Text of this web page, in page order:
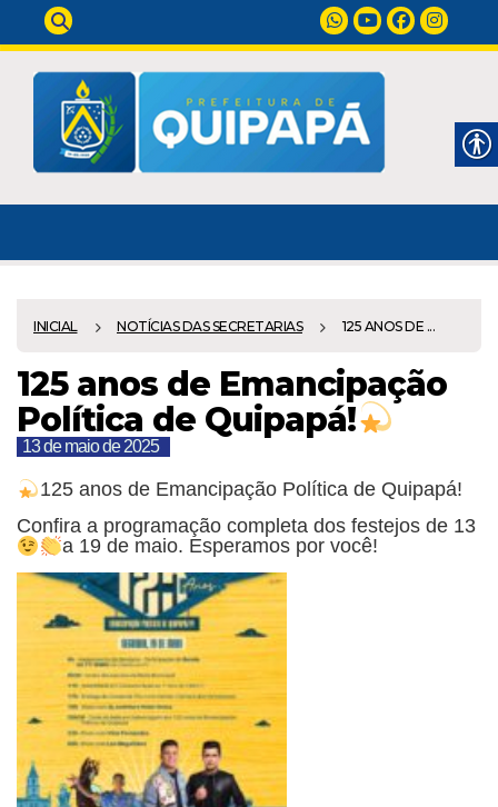
INICIAL NOTÍCIAS DAS SECRETARIAS 125 ANOS DE ...
125 anos de Emancipação
Política de Quipapá!
13 de maio de 2025
125 anos de Emancipação Política de Quipapá!
Confira a programação completa dos festejos de 13
a 19 de maio. Esperamos por você!